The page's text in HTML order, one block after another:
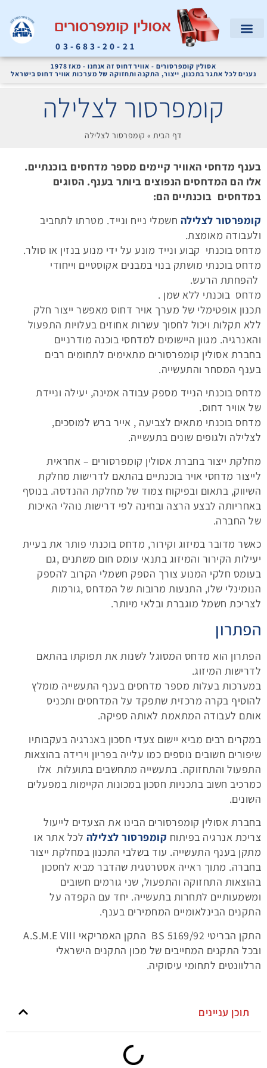
03-683-20-21
אסולין קומפרסורים - אוויר דחוס זה אנחנו - מאז 1978
נענים לכל אתגר בתכנון, ייצור, התקנה ותחזוקה של מערכות אוויר דחוס בישראל
קומפרסור לצלילה
דף הבית » קומפרסור לצלילה
בענף מדחסי האוויר קיימים מספר מדחסים בוכנתיים.
אלו הם המדחסים הנפוצים ביותר בענף. הסוגים
במדחסים בוכנתיים הם:
קומפרסור לצלילה חשמלי נייח ונייד. מטרתו לתחביב
ולעבודה מאומצת.
מדחס בוכנתי קבוע ונייד מונע על ידי מנוע בנזין או סולר.
מדחס בוכנתי מושתק בנוי במבנים אקוסטיים וייחודי
להפחתת הרעש.
מדחס בוכנתי ללא שמן .
תכנון אופטימלי של מערך אויר דחוס מאפשר ייצור חלק
ללא תקלות ויכול לחסוך עשרות אחוזים בעלויות התפעול
והאנרגיה. מגוון היישומים למדחסי בוכנה מודרניים
בחברת אסולין קומפרסורים מתאימים לתחומים רבים
בענף המסחר והתעשייה.
מדחס בוכנתי הנייד מספק עבודה אמינה, יעילה וניידת
של אוויר דחוס.
מדחס בוכנתי מתאים לצביעה , אייר ברש למוסכים,
לצלילה ולגופים שונים בתעשייה.
מחלקת ייצור בחברת אסולין קומפרסורים – אחראית
לייצור מדחסי אויר בוכנתיים בהתאם לדרישות מחלקת
השיווק, בתאום ובפיקוח צמוד של מחלקת ההנדסה. בנוסף
באחריותה לבצע הרצה ובחינה לפי דרישות נוהלי האיכות
של החברה.
כאשר מדובר במיזוג וקירור, מדחס בוכנתי פותר את בעיית
יעילות הקירור והמיזוג בתנאי עומס חום משתנים ,גם
בעומס חלקי המנוע צורך הספק חשמלי הקרוב להספק
הנומינלי שלו, התנעות מרובות של המדחס ,גורמות
לצריכת חשמל מוגברת ובלאי מיותר.
הפתרון
הפתרון הוא מדחס המסוגל לשנות את תפוקתו בהתאם
לדרישות המיזוג.
במערכות בעלות מספר מדחסים בענף התעשייה מומלץ
להוסיף בקרה מרכזית שתפקד על המדחסים ותכניס
אותם לעבודה המתאמת לאותה ספיקה.
במקרים רבים מביא יישום צעדי חסכון באנרגיה בעקבותיו
שיפורים חשובים נוספים כמו עלייה בפריון וירידה בהוצאות
התפעול והתחזוקה. בתעשייה מתחשבים בתועלות אלו
כמרכיב חשוב בתכניות חסכון במכונות הקיימות במפעלים
השונים.
בחברת אסולין קומפרסורים הבינו את הצעדים לייעול
צריכת אנרגיה בפיתוח קומפרסור לצלילה לכל אתר או
מתקן בענף התעשייה. עוד בשלבי התכנון במחלקת ייצור
בחברה. מתוך ראייה אסטרטגית שהדבר מביא לחסכון
בהוצאות התחזוקה והתפעול, שני גורמים חשובים
ומשמעותיים לתחרות בתעשייה. יחד עם הקפדה על
התקנים הבינלאומיים המחמירים בענף.
התקן הבריטי BS 5169/92 התקן האמריקאי A.S.M.E VIII
ובכל התקנים המחייבים של מכון התקנים הישראלי
הרלוונטים לתחומי עיסוקיה.
תוכן עניינים